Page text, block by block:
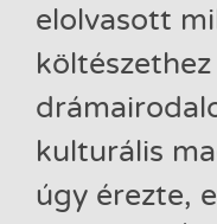
elolvasott
költészethez
kulturális
úgy érezte,